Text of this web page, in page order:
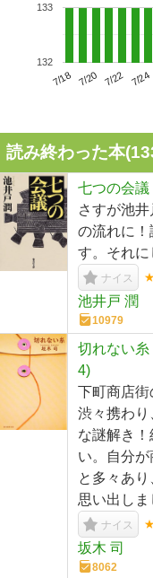
7/18 7/20 7/22 7/24
132
133
読み終わった本(
七つの会議
さすが池
の流れに
す。それ
ナイス
池井戸 潤
10979
切れない糸
4)
下町商店
渋々携わり
な謎解き
い。自分
と多々あ
思い出しま
ナイス
坂木 司
8062